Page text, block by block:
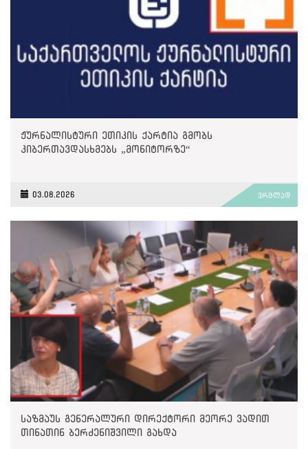
ჟურნალისტური ეთიკის ქარტია გმობს
კიბერთავდასხმებს „მონიტორზე“
03.08.2026 ვრცლად
საზმაუს გენერალური დირექტორი მეორე ვადით
თინათინ ბერძენიშვილი გახდა